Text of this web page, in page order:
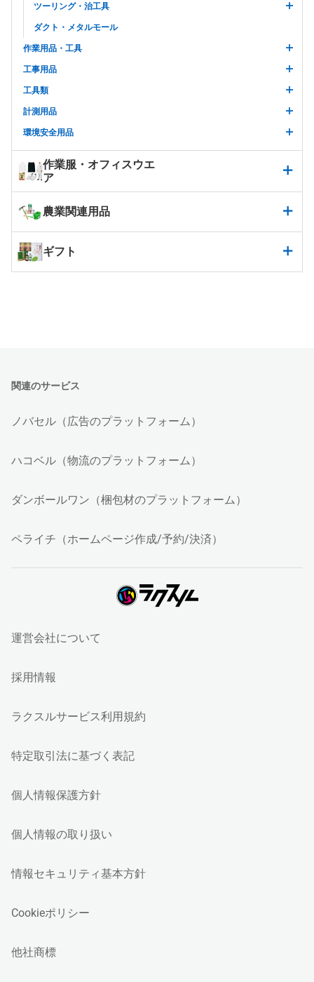
ツーリング・治工具
ダクト・メタルモール
作業用品・工具
工事用品
工具類
計測用品
環境安全用品
作業服・オフィスウエ
ア
農業関連用品
ギフト
関連のサービス
ノバセル（広告のプラットフォーム）
ハコベル（物流のプラットフォーム）
ダンボールワン（梱包材のプラットフォーム）
ペライチ（ホームページ作成/予約/決済）
運営会社について
採用情報
ラクスルサービス利用規約
特定取引法に基づく表記
個人情報保護方針
個人情報の取り扱い
情報セキュリティ基本方針
Cookieポリシー
他社商標